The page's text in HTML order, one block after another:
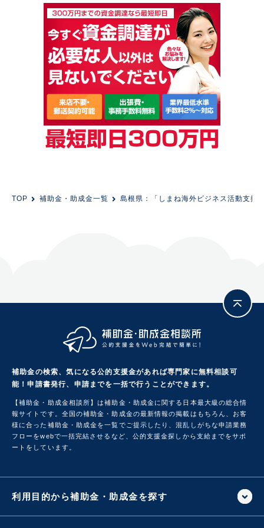
TOP 補助金・助成金一覧 島根県：「しまね海外ビジネス活動支
補助金の検索、気になる公的支援金があれば専門家に無料相談可
能！申請書発行、申請までを一括で行うことができます。
【補助金・助成金相談所】は補助金・助成金に関する日本最大級の総合情
報サイトです。 全国の補助金・助成金の最新情報の掲載はもちろん、お客
様に合った補助金・助成金を一覧でご提示したり、混乱しがちな申請業務
フローをwebで一括完結させるなど、公的支援金探しから支給までをサポ
ートをしています。
利用目的から補助金・助成金を探す